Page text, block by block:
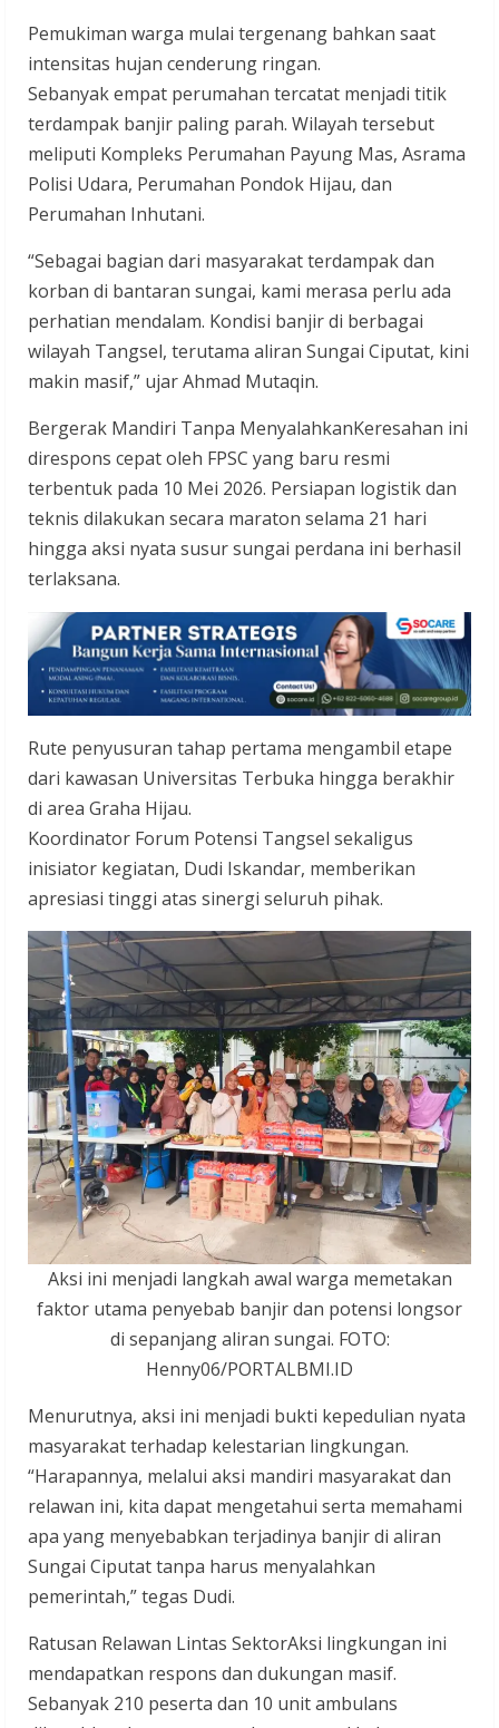
Pemukiman warga mulai tergenang bahkan saat
intensitas hujan cenderung ringan.
Sebanyak empat perumahan tercatat menjadi titik
terdampak banjir paling parah. Wilayah tersebut
meliputi Kompleks Perumahan Payung Mas, Asrama
Polisi Udara, Perumahan Pondok Hijau, dan
Perumahan Inhutani.
“Sebagai bagian dari masyarakat terdampak dan
korban di bantaran sungai, kami merasa perlu ada
perhatian mendalam. Kondisi banjir di berbagai
wilayah Tangsel, terutama aliran Sungai Ciputat, kini
makin masif,” ujar Ahmad Mutaqin.
Bergerak Mandiri Tanpa MenyalahkanKeresahan ini
direspons cepat oleh FPSC yang baru resmi
terbentuk pada 10 Mei 2026. Persiapan logistik dan
teknis dilakukan secara maraton selama 21 hari
hingga aksi nyata susur sungai perdana ini berhasil
terlaksana.
Rute penyusuran tahap pertama mengambil etape
dari kawasan Universitas Terbuka hingga berakhir
di area Graha Hijau.
Koordinator Forum Potensi Tangsel sekaligus
inisiator kegiatan, Dudi Iskandar, memberikan
apresiasi tinggi atas sinergi seluruh pihak.
Aksi ini menjadi langkah awal warga memetakan
faktor utama penyebab banjir dan potensi longsor
di sepanjang aliran sungai. FOTO:
Henny06/PORTALBMI.ID
Menurutnya, aksi ini menjadi bukti kepedulian nyata
masyarakat terhadap kelestarian lingkungan.
“Harapannya, melalui aksi mandiri masyarakat dan
relawan ini, kita dapat mengetahui serta memahami
apa yang menyebabkan terjadinya banjir di aliran
Sungai Ciputat tanpa harus menyalahkan
pemerintah,” tegas Dudi.
Ratusan Relawan Lintas SektorAksi lingkungan ini
mendapatkan respons dan dukungan masif.
Sebanyak 210 peserta dan 10 unit ambulans